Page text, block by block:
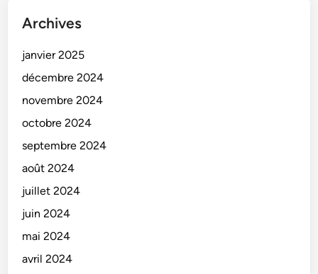
Archives
janvier 2025
décembre 2024
novembre 2024
octobre 2024
septembre 2024
août 2024
juillet 2024
juin 2024
mai 2024
avril 2024